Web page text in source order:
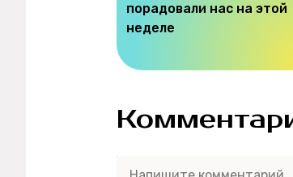
порадовали нас на этой
неделе